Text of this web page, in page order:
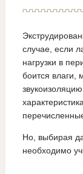
случае, если
нагрузки в
боится влаги,
Но, выбирая
необходимо